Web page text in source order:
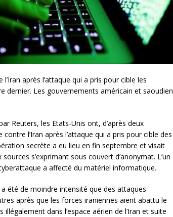
après l’attaque qui a pris pour cible les
dernier. Les gouvernements américain et saoudien
Reuters, les Etats-Unis ont, d’après deux
l’Iran après l’attaque qui a pris pour cible des
secrète a eu lieu en fin septembre et visait
s’exprimant sous couvert d’anonymat. L’un
a affecté du matériel informatique.
été de moindre intensité que des attaques
après que les forces iraniennes aient abattu le
dans l’espace aérien de l’Iran et suite